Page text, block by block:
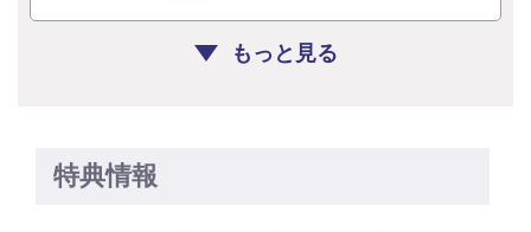
もっと見る
特典情報